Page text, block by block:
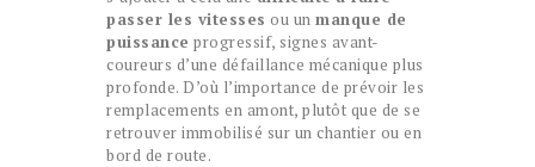
passer les vitesses ou un manque de
puissance progressif, signes avant-
coureurs d’une défaillance mécanique plus
profonde. D’où l’importance de prévoir les
remplacements en amont, plutôt que de se
retrouver immobilisé sur un chantier ou en
bord de route.